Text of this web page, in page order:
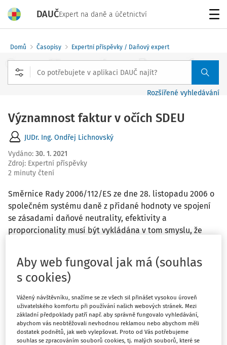
DAUČExpert na daně a účetnictví
Domů Časopisy Expertní příspěvky / Daňový expert
Rozšířené vyhledávání
Významnost faktur v očích SDEU
JUDr. Ing. Ondřej Lichnovský
Vydáno: 30. 1. 2021
Zdroj: Expertní příspěvky
2 minuty čtení
Směrnice Rady 2006/112/ES ze dne 28. listopadu 2006 o
společném systému daně z přidané hodnoty ve spojení
se zásadami daňové neutrality, efektivity a
proporcionality musí být vykládána v tom smyslu, že
osobě povinné k dani nárok na odpočet daně z přidané
hodnoty odvedené na základě pořízení zboží, které jí
bylo dodáno, s odůvodněním, že faktury týkající se
zaprvé vystavitel těchto faktur uvedené zboží nemohl
kvůli nedostatku potřebných materiálních a lidských
zdrojů vyrobit ani dodat, a toto zboží tedy bylo ve
skutečnosti pořízeno od jiné osoby, jejíž totožnost nebyla
Aby web fungoval jak má (souhlas
s cookies)
Vážený návštěvníku, snažíme se ze všech sil přinášet vysokou úroveň
uživatelského komfortu při používání našich webových stránek. Mezi
základní předpoklady patří např. aby správně fungovalo vyhledávání,
abychom vás neobtěžovali nevhodnou reklamou nebo abychom měli
dostatek podnětů, jak web vylepšovat. Proto od Vás potřebujeme
souhlas se zpracováním souborů cookies, tj. malých souborů, které se